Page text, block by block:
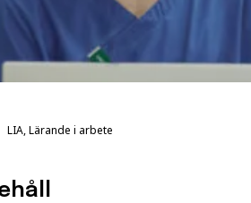
Lärande i arbete